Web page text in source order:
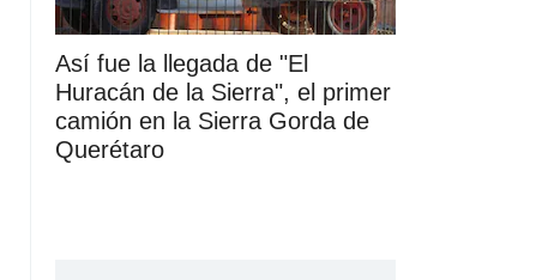
Así fue la llegada de "El
Huracán de la Sierra", el primer
camión en la Sierra Gorda de
Querétaro